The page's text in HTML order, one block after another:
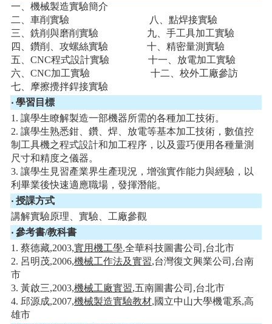
一、機械製造實驗簡介
二、車削實驗 八、點焊接實驗
三、銑削與磨削實驗 九、手工具加工實驗
四、鑽削、攻螺絲實驗 十、精密量測實驗
五、CNC程式設計實驗 十一、放電加工實驗
六、CNC加工實驗 十二、校外工廠參訪
七、摩擦攪拌銲接實驗
‧ 學習目標
1. 讓學生瞭解製造一部機器所需的各種加工技術。
2. 讓學生熟悉鉗、鑽、焊、放電等基本加工技術，數值控
制工具機之程式設計和加工程序，以及靈巧便用各種量測
尺寸和精度之儀器。
3. 讓學生見習產業界生產現況，增強實作能力與經驗，以
利畢業後快速適應職場，發揮潛能。
‧ 授課方式
講解實驗原理、實驗、工廠參觀
‧ 參考書/教科書
1. 蔡德藏,2003,實用機工學,全華科技圖書公司,台北市
2. 呂明茂,2006,機械工作法及實習,台灣復文興業公司,台南
市
3. 黃啟三,2003,機械工廠實習,五南圖書公司,台北市
4. 邱源成,2007,機械製造實驗教材,國立中山大學機電系,高
雄市